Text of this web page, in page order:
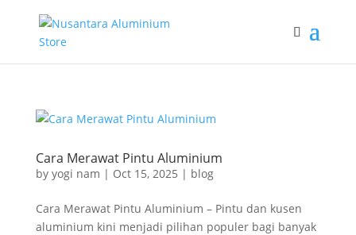
Cara Merawat Pintu Aluminium
by yogi nam | Oct 15, 2025 | blog
Cara Merawat Pintu Aluminium – Pintu dan kusen
aluminium kini menjadi pilihan populer bagi banyak